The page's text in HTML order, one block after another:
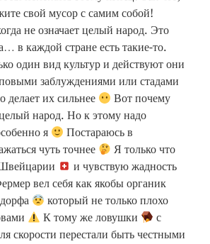
свой мусор с самим собой!
не означает целый народ. Это
в каждой стране есть такие-то.
один вид культур и действуют они
заблуждениями или стадами
делает их сильнее
Вот почему
народ. Но к этому надо
я
Постараюсь в
чуть точнее
Я только что
и чувствую жадность
вел себя как якобы органик
который не только плохо
К тому же ловушки
с
скорости перестали быть честными